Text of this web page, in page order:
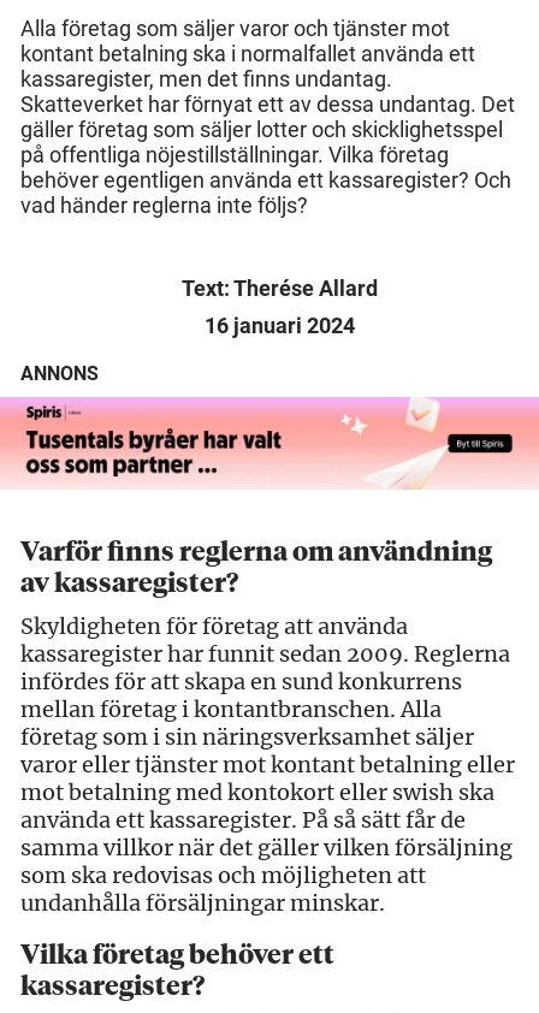
Alla företag som säljer varor och tjänster mot
kontant betalning ska i normalfallet använda ett
kassaregister, men det finns undantag.
Skatteverket har förnyat ett av dessa undantag. Det
gäller företag som säljer lotter och skicklighetsspel
på offentliga nöjestillställningar. Vilka företag
behöver egentligen använda ett kassaregister? Och
vad händer reglerna inte följs?
Text: Therése Allard
16 januari 2024
ANNONS
Varför finns reglerna om användning
av kassaregister?
Skyldigheten för företag att använda
kassaregister har funnit sedan 2009. Reglerna
infördes för att skapa en sund konkurrens
mellan företag i kontantbranschen. Alla
företag som i sin näringsverksamhet säljer
varor eller tjänster mot kontant betalning eller
mot betalning med kontokort eller swish ska
använda ett kassaregister. På så sätt får de
samma villkor när det gäller vilken försäljning
som ska redovisas och möjligheten att
undanhålla försäljningar minskar.
Vilka företag behöver ett
kassaregister?